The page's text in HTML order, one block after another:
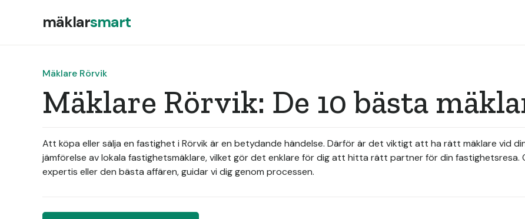
mäklarsmart
Mäklare Rörvik
Mäklare Rörvik: De 10 bästa
Att köpa eller sälja en fastighet i Rörvik är en betydande händelse. Därför är det viktigt att ha rätt mäklare vid
jämförelse av lokala fastighetsmäklare, vilket gör det enklare för dig att hitta rätt partner för din fastighetsresa.
expertis eller den bästa affären, guidar vi dig genom processen.